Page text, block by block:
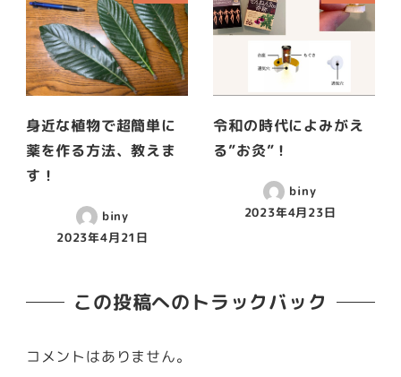
身近な植物で超簡単に
薬を作る方法、教えま
す！
biny
2023年4月21日
令和の時代によみがえ
る”お灸”！
biny
2023年4月23日
この投稿へのトラックバック
コメントはありません。